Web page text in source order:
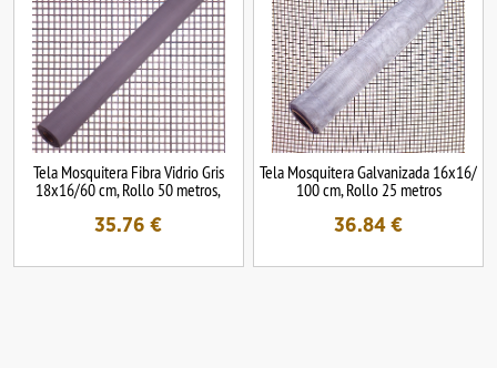
Tela Mosquitera Fibra Vidrio Gris
18x16/60 cm, Rollo 50 metros,
35.76 €
Tela Mosquitera Galvanizada 16x16/
100 cm, Rollo 25 metros
36.84 €